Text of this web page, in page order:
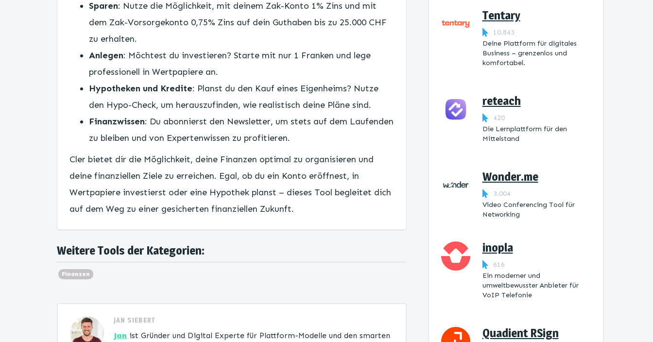
Sparen: Nutze die Möglichkeit, mit deinem Zak-Konto 1% Zins und mit
dem Zak-Vorsorgekonto 0,75% Zins auf dein Guthaben bis zu 25.000 CHF
zu erhalten.
Anlegen: Möchtest du investieren? Starte mit nur 1 Franken und lege
professionell in Wertpapiere an.
Hypotheken und Kredite: Planst du den Kauf eines Eigenheims? Nutze
den Hypo-Check, um herauszufinden, wie realistisch deine Pläne sind.
Finanzwissen: Du abonnierst den Newsletter, um stets auf dem Laufenden
zu bleiben und von Expertenwissen zu profitieren.
Cler bietet dir die Möglichkeit, deine Finanzen optimal zu organisieren und
deine finanziellen Ziele zu erreichen. Egal, ob du ein Konto eröffnest, in
Wertpapiere investierst oder eine Hypothek planst – dieses Tool begleitet dich
auf dem Weg zu einer gesicherten finanziellen Zukunft.
Weitere Tools der Kategorien:
Finanzen
JAN SIEBERT
Jan ist Gründer und Digital Experte für Plattform-Modelle und den smarten
Tentary
10.843
Deine Plattform für digitales
Business – grenzenlos und
komfortabel.
reteach
420
Die Lernplattform ​für den
Mittelstand
Wonder.me
3.004
Video Conferencing Tool für
Networking
inopla
616
Ein moderner und
umweltbewusster Anbieter für
VoIP Telefonie
Quadient RSign